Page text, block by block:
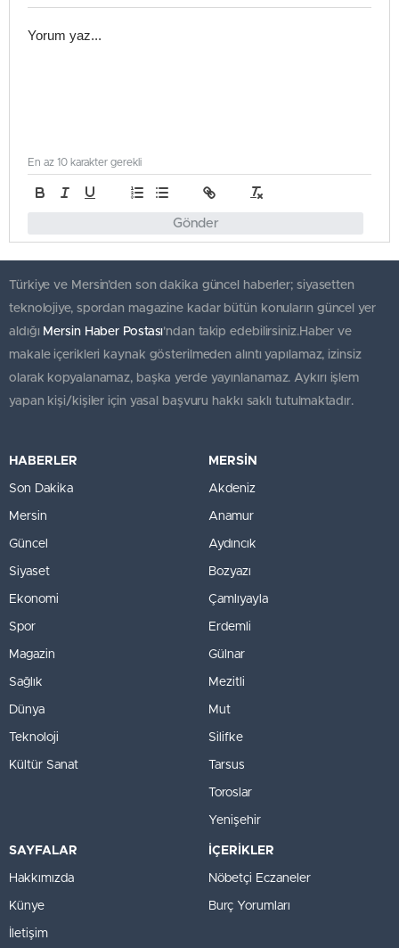
Gönder
En az 10 karakter gerekli
Türkiye ve Mersin’den son dakika güncel haberler; siyasetten
teknolojiye, spordan magazine kadar bütün konuların güncel yer
aldığı Mersin Haber Postası'ndan takip edebilirsiniz.Haber ve
makale içerikleri kaynak gösterilmeden alıntı yapılamaz, izinsiz
olarak kopyalanamaz, başka yerde yayınlanamaz. Aykırı işlem
yapan kişi/kişiler için yasal başvuru hakkı saklı tutulmaktadır.
HABERLER
Son Dakika
Mersin
Güncel
Siyaset
Ekonomi
Spor
Magazin
Sağlık
Dünya
Teknoloji
Kültür Sanat
MERSİN
Akdeniz
Anamur
Aydıncık
Bozyazı
Çamlıyayla
Erdemli
Gülnar
Mezitli
Mut
Silifke
Tarsus
Toroslar
Yenişehir
SAYFALAR
Hakkımızda
Künye
İletişim
İÇERİKLER
Nöbetçi Eczaneler
Burç Yorumları